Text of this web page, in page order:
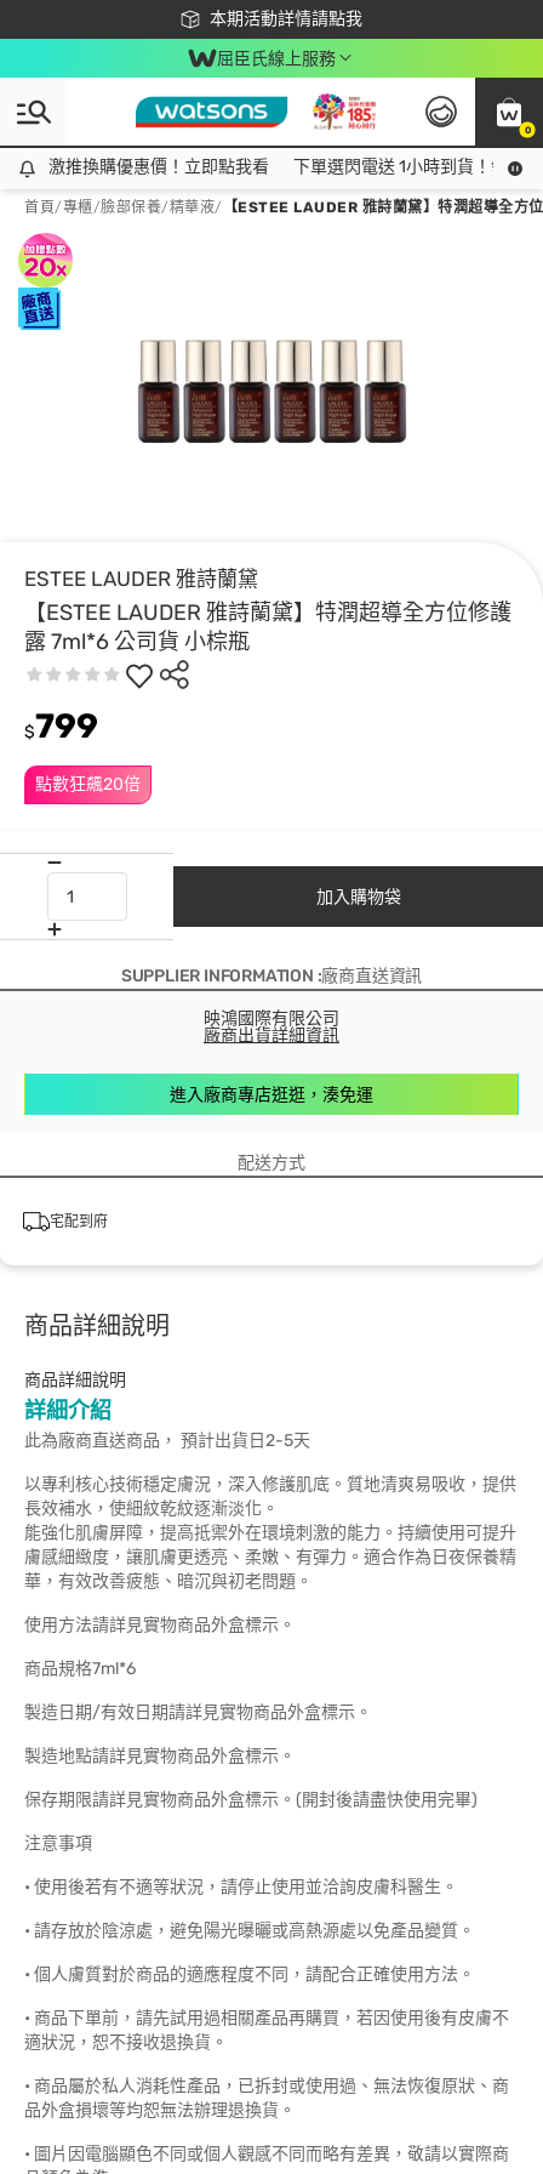
本期活動詳情請點我
下載app最高回饋$350
屈臣氏線上服務
0
激推換購優惠價！立即點我看
激推換購優惠價！立即點我看 下單選閃電送 1小時到貨！領神
首頁/專櫃/臉部保養/精華液/ 【ESTEE LAUDER 雅詩蘭黛】特潤超導全方
ESTEE LAUDER 雅詩蘭黛
【ESTEE LAUDER 雅詩蘭黛】特潤超導全方位修護
露 7ml*6 公司貨 小棕瓶
點數狂飆20倍
$799
加入購物袋
SUPPLIER INFORMATION :廠商直送資訊
映鴻國際有限公司
廠商出貨詳細資訊
進入廠商專店逛逛，湊免運
配送方式
宅配到府
商品詳細說明
商品詳細說明
詳細介紹
此為廠商直送商品， 預計出貨日2-5天
以專利核心技術穩定膚況，深入修護肌底。質地清爽易吸收，提供
長效補水，使細紋乾紋逐漸淡化。
能強化肌膚屏障，提高抵禦外在環境刺激的能力。持續使用可提升
膚感細緻度，讓肌膚更透亮、柔嫩、有彈力。適合作為日夜保養精
華，有效改善疲態、暗沉與初老問題。
使用方法請詳見實物商品外盒標示。
商品規格7ml*6
製造日期/有效日期請詳見實物商品外盒標示。
製造地點請詳見實物商品外盒標示。
保存期限請詳見實物商品外盒標示。(開封後請盡快使用完畢)
注意事項
• 使用後若有不適等狀況，請停止使用並洽詢皮膚科醫生。
• 請存放於陰涼處，避免陽光曝曬或高熱源處以免產品變質。
• 個人膚質對於商品的適應程度不同，請配合正確使用方法。
• 商品下單前，請先試用過相關產品再購買，若因使用後有皮膚不
適狀況，恕不接收退換貨。
• 商品屬於私人消耗性產品，已拆封或使用過、無法恢復原狀、商
品外盒損壞等均恕無法辦理退換貨。
• 圖片因電腦顯色不同或個人觀感不同而略有差異，敬請以實際商